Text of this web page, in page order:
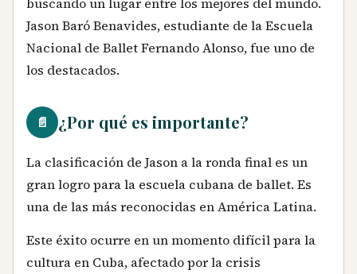
Jason Baró Benavides, estudiante de la Escuela
Nacional de Ballet Fernando Alonso, fue uno de
los destacados.
📄 ¿Por qué es importante?
La clasificación de Jason a la ronda final es un
gran logro para la escuela cubana de ballet. Es
una de las más reconocidas en América Latina.
Este éxito ocurre en un momento difícil para la
cultura en Cuba, afectado por la crisis